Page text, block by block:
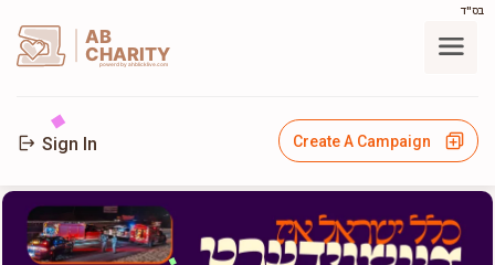
בס"ד
AB
CHARITY
powerd by ahblicklive.com
Sign In Create A Campaign